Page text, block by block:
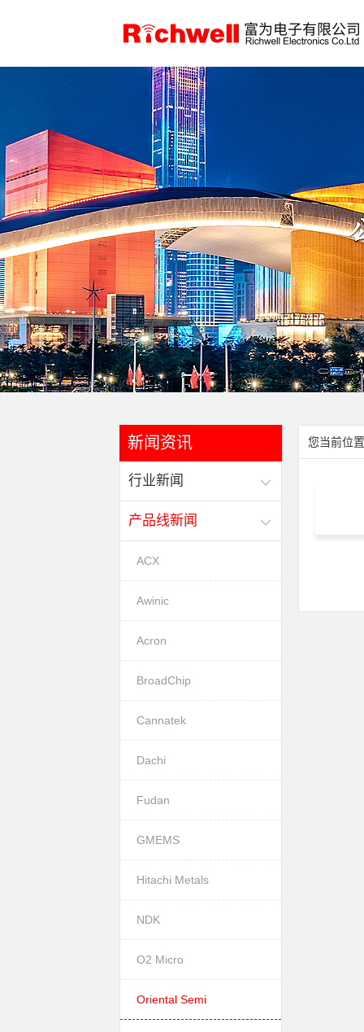
新闻资讯
行业新闻
产品线新闻
ACX
Awinic
Acron
BroadChip
Cannatek
Dachi
Fudan
GMEMS
Hitachi Metals
NDK
O2 Micro
Oriental Semi
您当前位